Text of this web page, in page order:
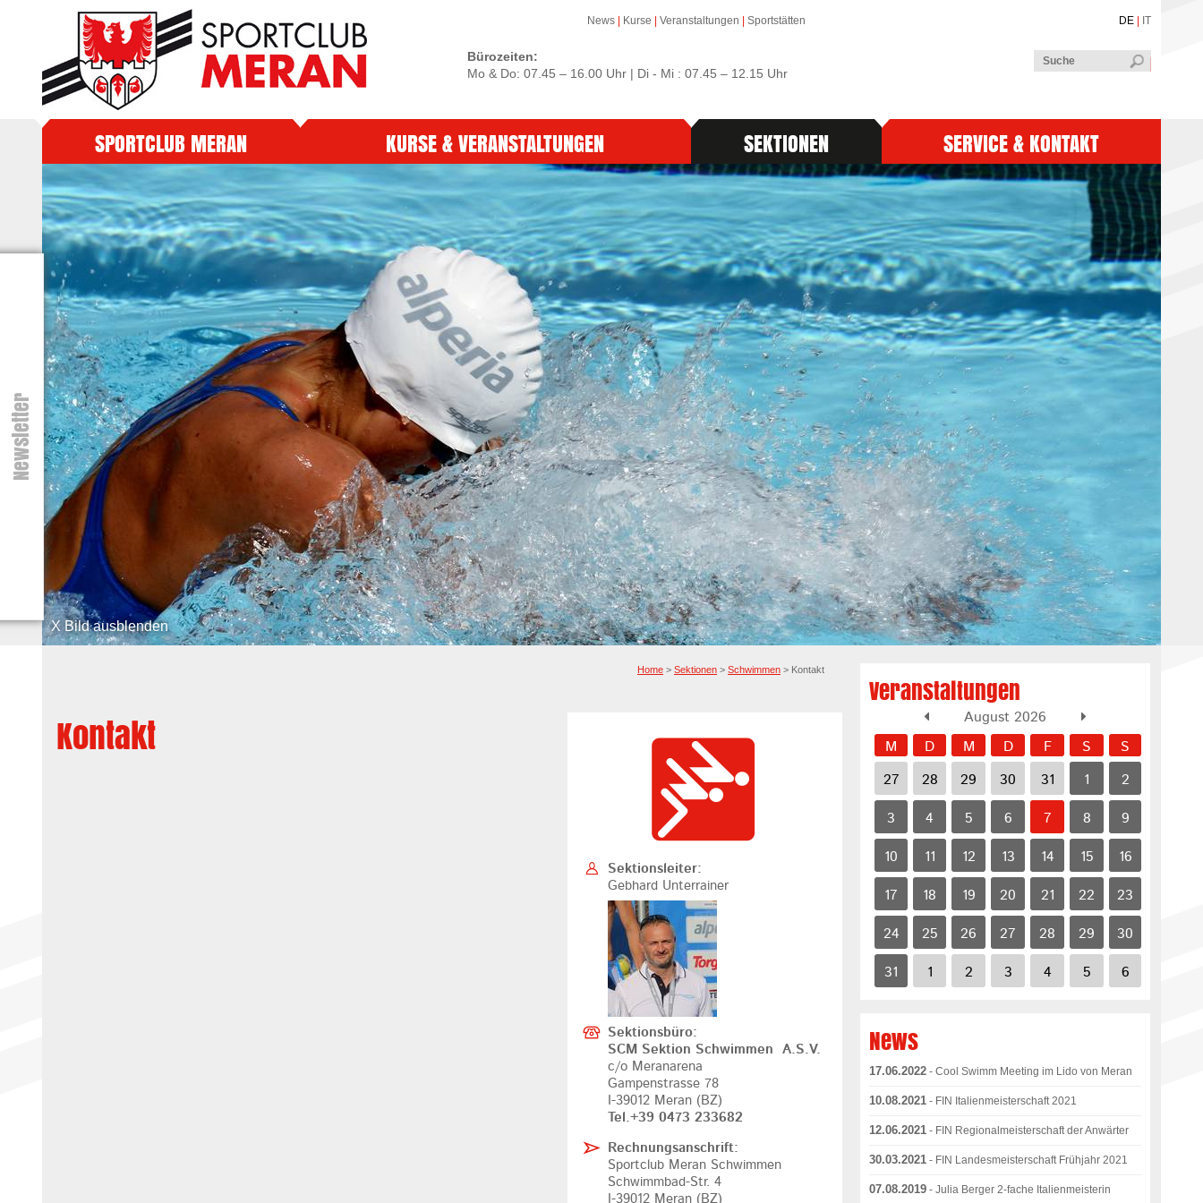
News Kurse |Veranstaltungen |Sportstätten
Bürozeiten:
Mo & Do: 07.45 – 16.00 Uhr | Di - Mi : 07.45 – 12.15 Uhr
DE IT
Newsletter
SPORTCLUB MERAN KURSE & VERANSTALTUNGEN SEKTIONEN SERVICE & KONTAKT
X Bild ausblenden
Home > Sektionen > Schwimmen > Kontakt
Sektionsleiter:
Gebhard Unterrainer
Sektionsbüro:
SCM Sektion Schwimmen A.S.V.
c/o Meranarena
Gampenstrasse 78
I-39012 Meran (BZ)
Tel.+39 0473 233682
Rechnungsanschrift:
Sportclub Meran Schwimmen
Schwimmbad-Str. 4
I-39012 Meran (BZ)
Kontakt
Veranstaltungen
August 2026
M D M D F S S
27 28 29 30 31 1 2
3 4 5 6 7 8 9
10 11 12 13 14 15 16
17 18 19 20 21 22 23
24 25 26 27 28 29 30
31 1 2 3 4 5 6
News
17.06.2022 - Cool Swimm Meeting im Lido von Meran
10.08.2021 - FIN Italienmeisterschaft 2021
12.06.2021 - FIN Regionalmeisterschaft der Anwärter
30.03.2021 - FIN Landesmeisterschaft Frühjahr 2021
07.08.2019 - Julia Berger 2-fache Italienmeisterin